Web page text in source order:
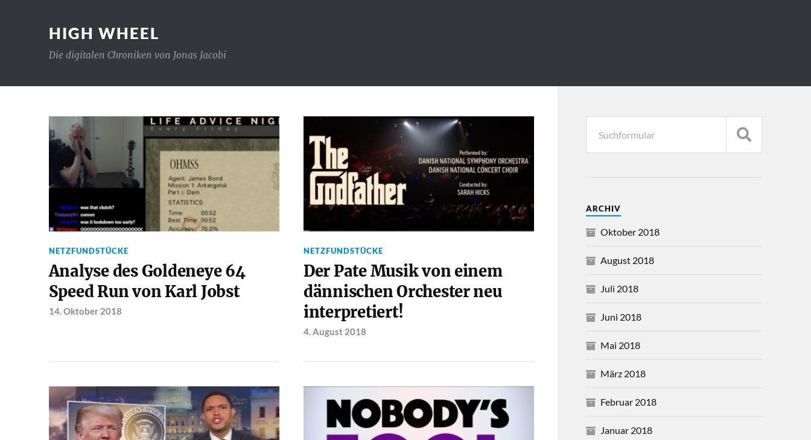
HIGH WHEEL
Die digitalen Chroniken von Jonas Jacobi
NETZFUNDSTÜCKE
Analyse des Goldeneye 64
Speed Run von Karl Jobst
14. Oktober 2018
NETZFUNDSTÜCKE
Der Pate Musik von einem
dännischen Orchester neu
interpretiert!
4. August 2018
ARCHIV
Oktober 2018
August 2018
Juli 2018
Juni 2018
Mai 2018
März 2018
Februar 2018
Januar 2018